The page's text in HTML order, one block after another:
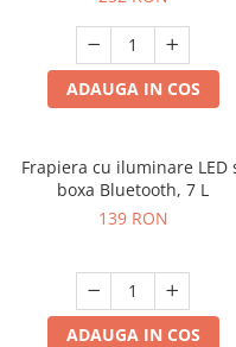
ADAUGA IN COS
Frapiera cu iluminare LED
boxa Bluetooth, 7 L
139 RON
ADAUGA IN COS